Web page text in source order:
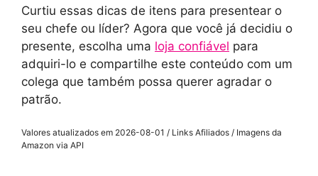
Curtiu essas dicas de itens para presentear o
seu chefe ou líder? Agora que você já decidiu o
presente, escolha uma loja confiável para
adquiri-lo e compartilhe este conteúdo com um
colega que também possa querer agradar o
patrão.
Valores atualizados em 2026-08-01 / Links Afiliados / Imagens da
Amazon via API